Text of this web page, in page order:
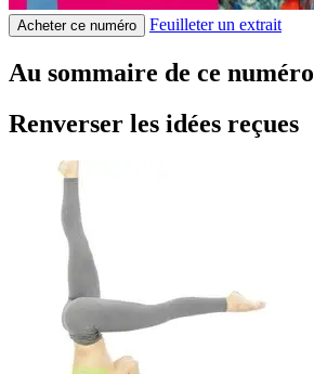
Acheter ce numéro Feuilleter un extrait
Au sommaire de ce numéro
Renverser les idées reçues